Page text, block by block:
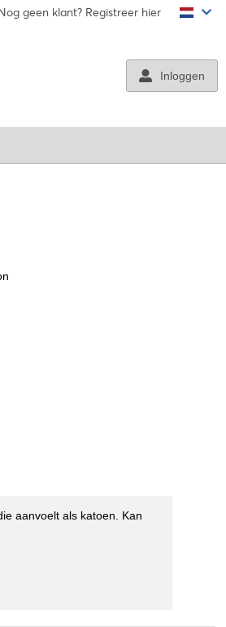
geen klant? Registreer hier
Inloggen
aanvoelt als katoen. Kan